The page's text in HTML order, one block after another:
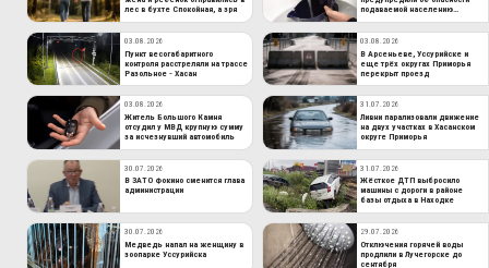
лес в бухте Спокойная, а зря
подаваемой населению
03.08.2026
Пункт весогабаритного
контроля расстреляли на трассе
Разольное - Хасан
03.08.2026
В Арсеньеве, Уссурийске и
еще трёх округах Приморья
перекрыт проезд
03.08.2026
Житель Большого Камня
отсудил у МВД крупную сумму
за исчезнувший автомобиль
31.07.2026
Ливни парализовали движение
на двух участках в Хасанском
округе Приморья
30.07.2026
В ЗАТО Фокино сменится глава
администрации
31.07.2026
Жёсткое ДТП выбросило
машины с дороги в районе
базы отдыха в Находке
30.07.2026
Медведь напал на женщину в
зоопарке Уссурийска
29.07.2026
Отключения горячей воды
продлили в Лучегорске до
сентября